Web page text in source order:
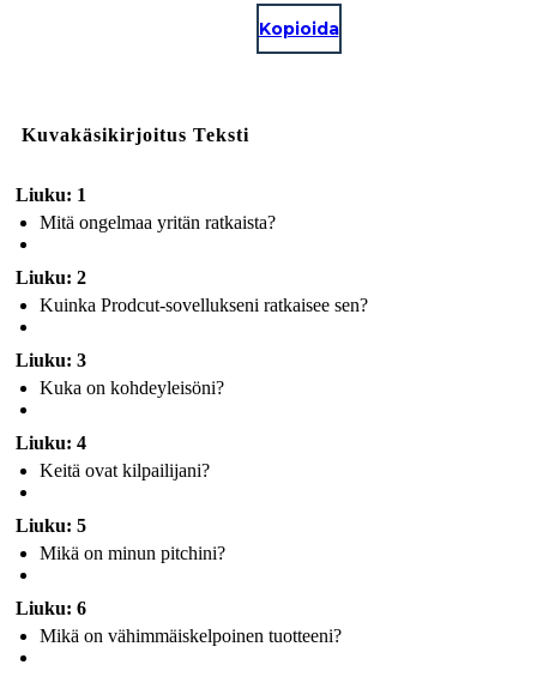
Kopioida
Kuvakäsikirjoitus Teksti
Liuku: 1
Mitä ongelmaa yritän ratkaista?
Liuku: 2
Kuinka Prodcut-sovellukseni ratkaisee sen?
Liuku: 3
Kuka on kohdeyleisöni?
Liuku: 4
Keitä ovat kilpailijani?
Liuku: 5
Mikä on minun pitchini?
Liuku: 6
Mikä on vähimmäiskelpoinen tuotteeni?